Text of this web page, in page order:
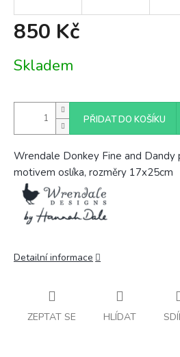
850 Kč
cena:
Skladem
PŘIDAT DO KOŠÍKU
Wrendale Donkey Fine and Dandy
motivem oslíka, rozměry 17x25cm
Detailní informace
ZEPTAT SE HLÍDAT